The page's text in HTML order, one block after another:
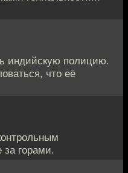
индийскую полицию.
что её
за горами.